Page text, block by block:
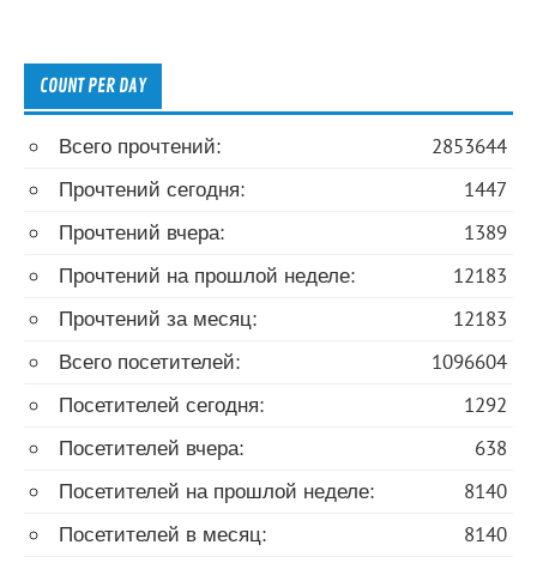
COUNT PER DAY
2853644
Всего прочтений:
1447
Прочтений сегодня:
1389
Прочтений вчера:
12183
Прочтений на прошлой неделе:
12183
Прочтений за месяц:
1096604
Всего посетителей:
1292
Посетителей сегодня:
638
Посетителей вчера:
8140
Посетителей на прошлой неделе:
8140
Посетителей в месяц: